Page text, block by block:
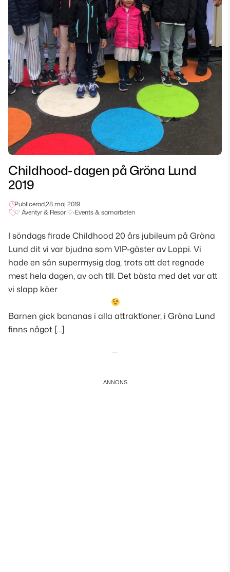
Childhood-dagen på Gröna Lund
2019
Publicerad,28 maj 2019
♡ Äventyr & Resor ♡•Events & samarbeten
I söndags firade Childhood 20 års jubileum på Gröna
Lund dit vi var bjudna som VIP-gäster av Loppi. Vi
hade en sån supermysig dag, trots att det regnade
mest hela dagen, av och till. Det bästa med det var att
vi slapp köer
Barnen gick bananas i alla attraktioner, i Gröna Lund
finns något […]